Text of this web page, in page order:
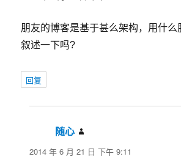
朋友的博客是基于甚么架构，用什么
叙述一下吗?
回复
随心
道：
2014 年 6 月 21 日 下午 9:11